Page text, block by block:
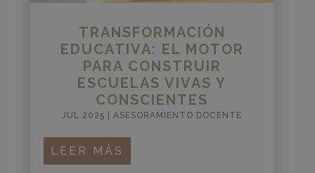
TRANSFORMACIÓN
EDUCATIVA: EL MOTOR
PARA CONSTRUIR
ESCUELAS VIVAS Y
CONSCIENTES
JUL 2025 |ASESORAMIENTO DOCENTE
LEER MÁS